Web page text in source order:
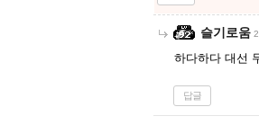
슬기로움
하다하다 대선
답글